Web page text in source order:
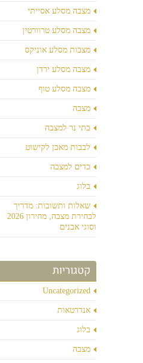
מצבה מסלע אסייתי
מצבה מסלע טרוורטין
מצבות מסלע אוניקס
מצבה מסלע ירדן
מצבה מסלע טוף
מצבה
בתי נר למצבה
לבבות מאבן לקישוט
כדים למצבה
בלוג
שאלות ותשובות: מדריך
לבחירת מצבה, מחירון 2026
וסוגי אבנים
קטגוריות
Uncategorized
אנדרטאות
בלוג
מצבה